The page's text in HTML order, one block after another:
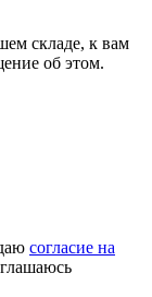
складе, к вам
об этом.
согласие на